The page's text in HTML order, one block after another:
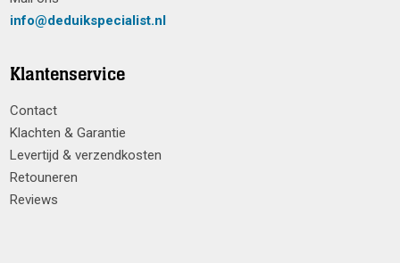
info@deduikspecialist.nl
Klantenservice
Contact
Klachten & Garantie
Levertijd & verzendkosten
Retouneren
Reviews